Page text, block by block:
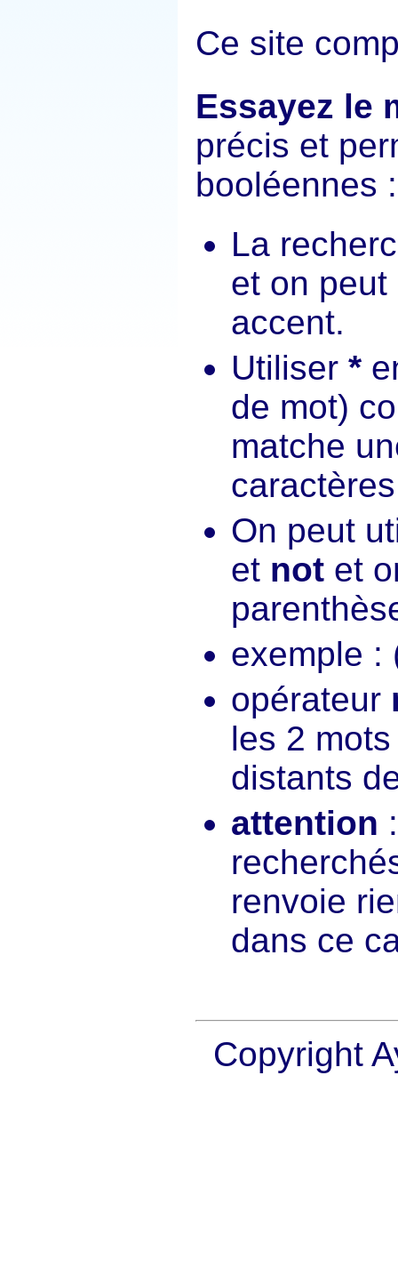
Ce site
Essayez le
précis et
booléennes :
La
et on
accent.
Utiliser *
de mot)
matche
On peut
et not et
exemple :
opérateur
les 2
distants
attention
renvoie
dans ce
Copyright